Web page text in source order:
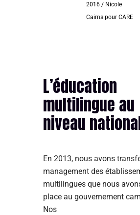
2016 / Nicole
Cairns pour CARE
L’éducation
multilingue au
niveau
En 2013, nous avons
management des
multilingues que nous
place au gouvernement
Nos